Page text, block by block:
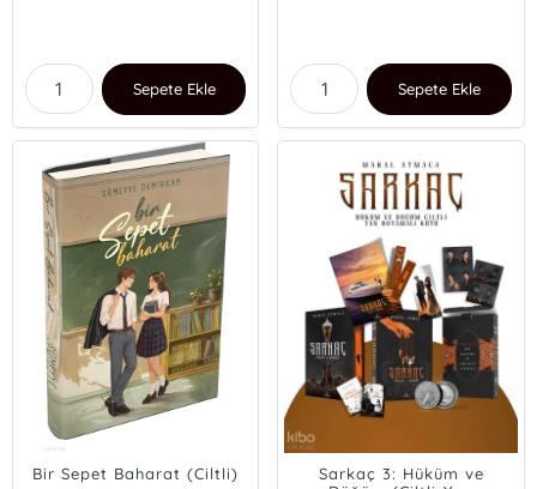
Sepete Ekle Sepete Ekle
Bir Sepet Baharat (Ciltli)
Sarkaç 3: Hüküm ve